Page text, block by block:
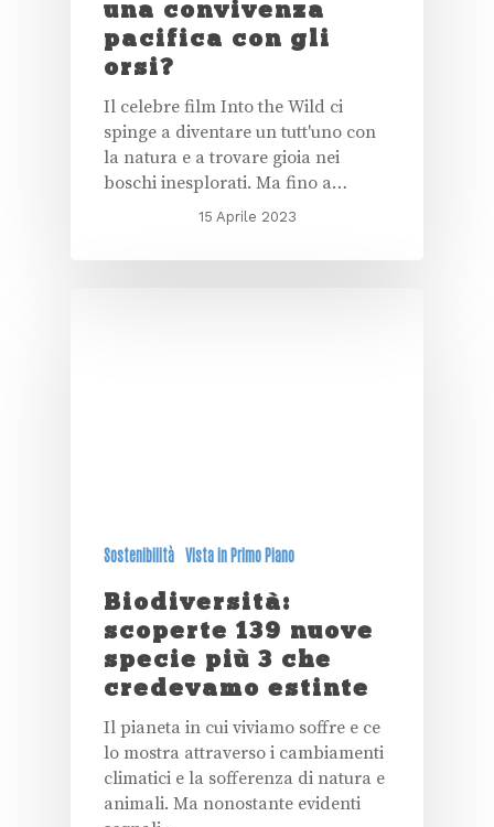
una convivenza
pacifica con gli
orsi?
Il celebre film Into the Wild ci
spinge a diventare un tutt'uno con
la natura e a trovare gioia nei
boschi inesplorati. Ma fino a…
15 Aprile 2023
Sostenibilità Vista in Primo Piano
Biodiversità:
scoperte 139 nuove
specie più 3 che
credevamo estinte
Il pianeta in cui viviamo soffre e ce
lo mostra attraverso i cambiamenti
climatici e la sofferenza di natura e
animali. Ma nonostante evidenti